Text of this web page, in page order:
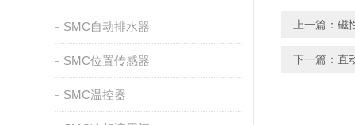
SMC自动排水器
SMC位置传感器
SMC温控器
上一篇： 磁
下一篇： 直